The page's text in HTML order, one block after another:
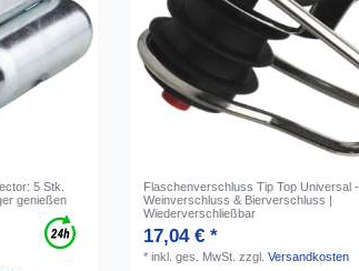
5 Stk.
genießen
Flaschenverschluss Tip Top Universal -
Weinverschluss & Bierverschluss |
Wiederverschließbar
17,04 € *
*inkl. ges. MwSt. zzgl.Versandkosten